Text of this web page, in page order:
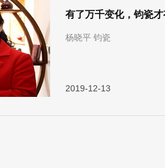
有了万千变化，钧瓷
杨晓平 钧瓷
2019-12-13